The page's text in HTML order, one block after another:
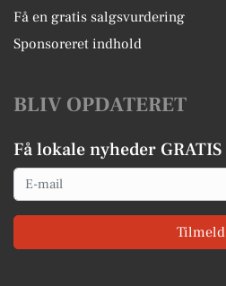
Få en gratis salgsvurdering
Sponsoreret indhold
BLIV OPDATERET
Få lokale nyheder GRATIS
Email
Tilmeld